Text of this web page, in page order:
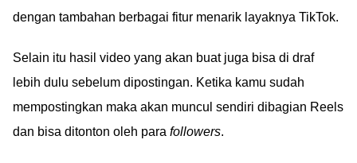
dengan tambahan berbagai fitur menarik layaknya TikTok.
Selain itu hasil video yang akan buat juga bisa di draf
lebih dulu sebelum dipostingan. Ketika kamu sudah
mempostingkan maka akan muncul sendiri dibagian Reels
dan bisa ditonton oleh para followers.